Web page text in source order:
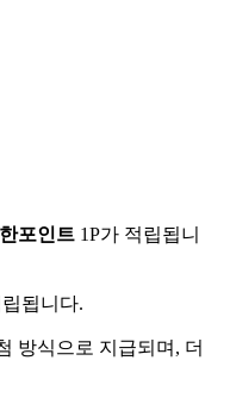
포인트 1P가 적립됩니
됩니다.
방식으로 지급되며, 더